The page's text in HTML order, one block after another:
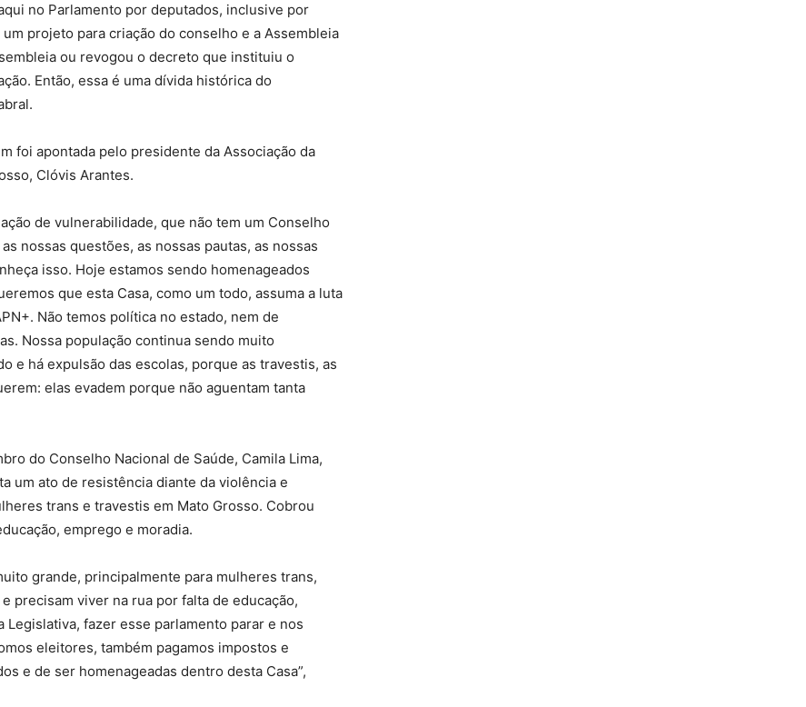
no Parlamento por deputados, inclusive por
projeto para criação do conselho e a Assembleia
ou revogou o decreto que instituiu o
Então, essa é uma dívida histórica do
foi apontada pelo presidente da Associação da
Clóvis Arantes.
de vulnerabilidade, que não tem um Conselho
nossas questões, as nossas pautas, as nossas
isso. Hoje estamos sendo homenageados
que esta Casa, como um todo, assuma a luta
Não temos política no estado, nem de
Nossa população continua sendo muito
e há expulsão das escolas, porque as travestis, as
elas evadem porque não aguentam tanta
do Conselho Nacional de Saúde, Camila Lima,
um ato de resistência diante da violência e
trans e travestis em Mato Grosso. Cobrou
emprego e moradia.
grande, principalmente para mulheres trans,
precisam viver na rua por falta de educação,
fazer esse parlamento parar e nos
eleitores, também pagamos impostos e
e de ser homenageadas dentro desta Casa”,